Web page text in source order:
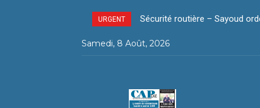
URGENT Sécurité routière – Sayoud
La révolution silencieuse du
Samedi, 8 Août, 2026